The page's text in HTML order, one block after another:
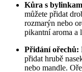
Kůra s
můžete přidat
rozmarýn nebo
pikantní aroma a
Přidání ořechů:
přidat hrubě
nebo mandle.